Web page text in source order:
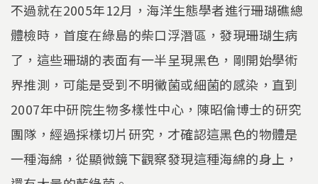
不過就在2005年12月，海洋生態學者進行珊瑚礁總
體檢時，首度在綠島的柴口浮潛區，發現珊瑚生病
了，這些珊瑚的表面有一半呈現黑色，剛開始學術
界推測，可能是受到不明黴菌或細菌的感染，直到
2007年中研院生物多樣性中心，陳昭倫博士的研究
團隊，經過採樣切片研究，才確認這黑色的物體是
一種海綿，從顯微鏡下觀察發現這種海綿的身上，